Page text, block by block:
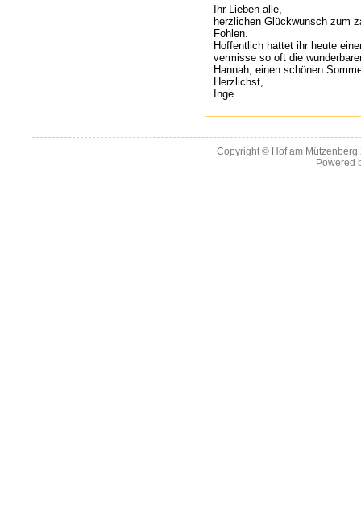
Ihr Lieben alle,
herzlichen Glückwunsch zum
Fohlen.
Hoffentlich hattet ihr heute
vermisse so oft die
Hannah, einen schönen
Herzlichst,
Inge
Copyright © Hof am Mützenberg
Powered